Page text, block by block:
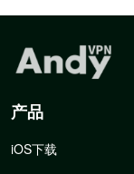
产品
iOS下载